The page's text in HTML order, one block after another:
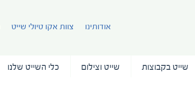
אודותינו צוות אקו טיולי שייט
שייט בקבוצות שייט וצילום כלי השייט שלנו